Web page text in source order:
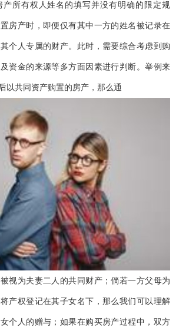
所有权人姓名的填写并没有明确的限定规
房产时，即便仅有其中一方的姓名被记录在
个人专属的财产。此时，需要综合考虑到购
资金的来源等多方面因素进行判断。举例来
以共同资产购置的房产，那么通
视为夫妻二人的共同财产；倘若一方父母为
产权登记在其子女名下，那么我们可以理解
个人的赠与；如果在购买房产过程中，双方